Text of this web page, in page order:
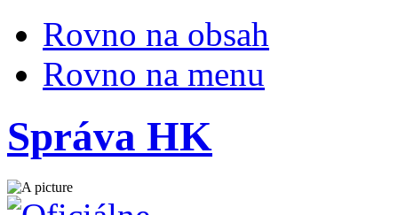
Rovno na obsah
Rovno na menu
Správa HK